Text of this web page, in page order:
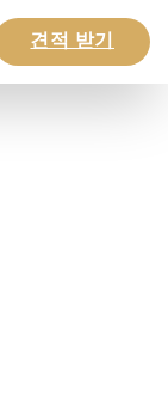
견적 받기